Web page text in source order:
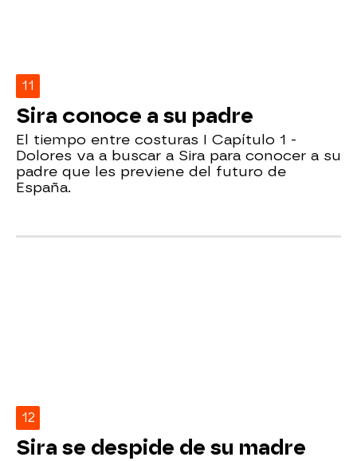
11
Sira conoce a su padre
El tiempo entre costuras I Capítulo 1 -
Dolores va a buscar a Sira para conocer a su
padre que les previene del futuro de
España.
12
Sira se despide de su madre